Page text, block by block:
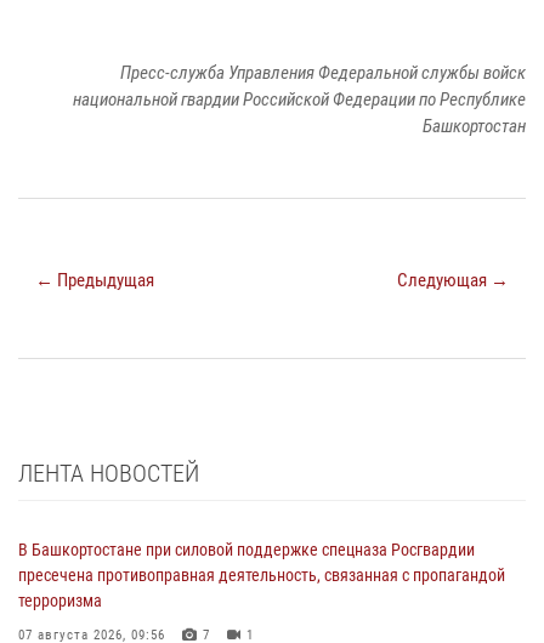
Пресс-служба Управления Федеральной службы войск
национальной гвардии Российской Федерации по Республике
Башкортостан
← Предыдущая Следующая →
ЛЕНТА НОВОСТЕЙ
В Башкортостане при силовой поддержке спецназа Росгвардии
пресечена противоправная деятельность, связанная с пропагандой
терроризма
07 августа 2026, 09:56 7 1